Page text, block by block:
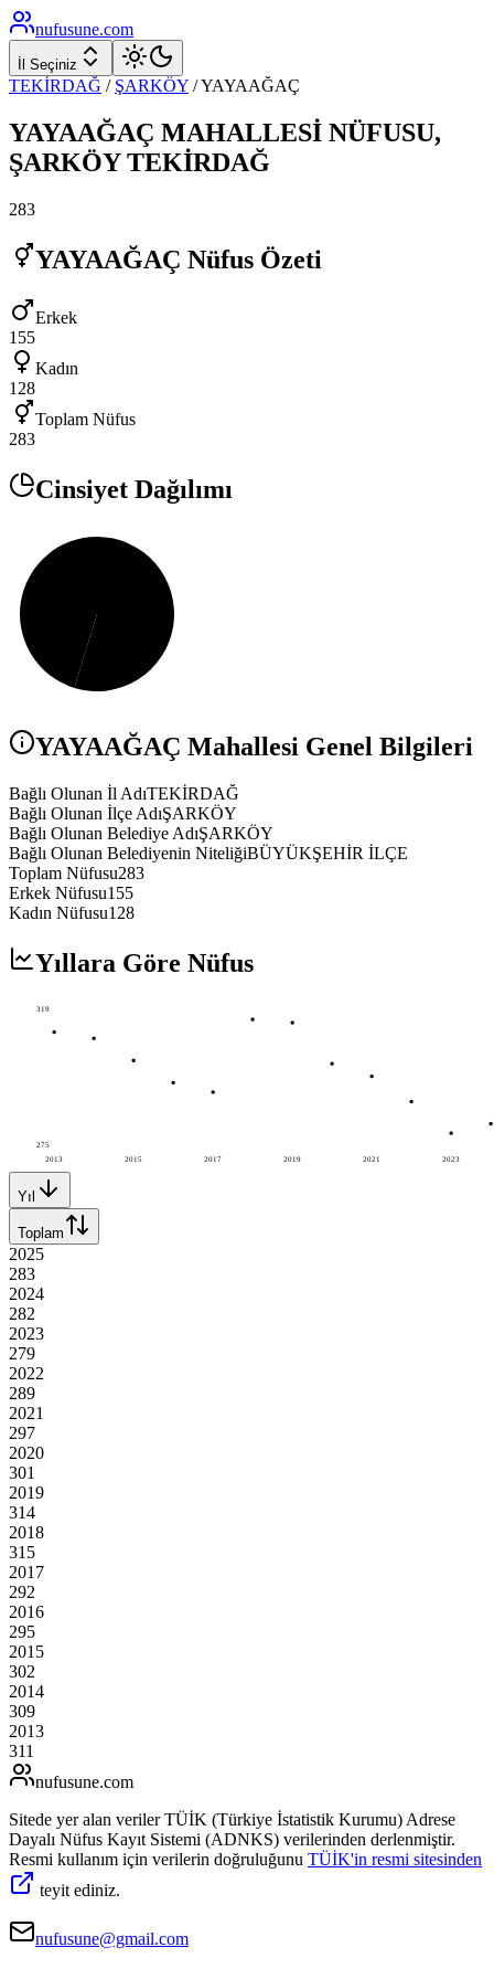
nufusune.com
İl Seçiniz
TEKİRDAĞ / ŞARKÖY /YAYAAĞAÇ
YAYAAĞAÇ MAHALLESİ NÜFUSU,
ŞARKÖY TEKİRDAĞ
283
YAYAAĞAÇ Nüfus Özeti
Erkek
155
Kadın
128
Toplam Nüfus
283
Cinsiyet Dağılımı
YAYAAĞAÇ Mahallesi Genel Bilgileri
Bağlı Olunan İl AdıTEKİRDAĞ
Bağlı Olunan İlçe AdıŞARKÖY
Bağlı Olunan Belediye AdıŞARKÖY
Bağlı Olunan Belediyenin NiteliğiBÜYÜKŞEHİR İLÇE
Toplam Nüfusu283
Erkek Nüfusu155
Kadın Nüfusu128
Yıllara Göre Nüfus
2013 2015 2017 2019 2021 2023
319
275
Yıl
Toplam
2025
283
2024
282
2023
279
2022
289
2021
297
2020
301
2019
314
2018
315
2017
292
2016
295
2015
302
2014
309
2013
311
nufusune.com
Sitede yer alan veriler TÜİK (Türkiye İstatistik Kurumu) Adrese
Dayalı Nüfus Kayıt Sistemi (ADNKS) verilerinden derlenmiştir.
Resmi kullanım için verilerin doğruluğunu TÜİK'in resmi sitesinden
teyit ediniz.
nufusune@gmail.com